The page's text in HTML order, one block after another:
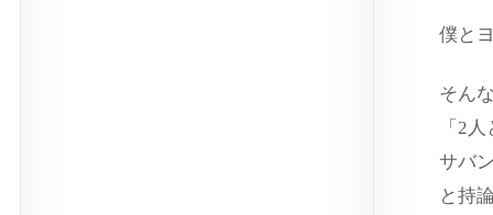
僕と
そん
「2
サバ
と持